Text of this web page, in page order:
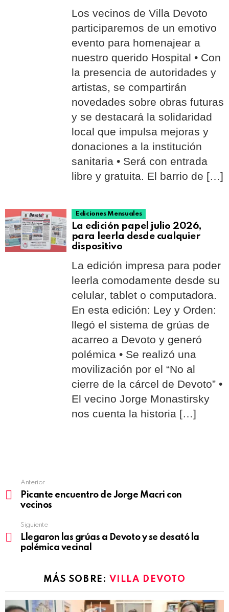
Los vecinos de Villa Devoto
participaremos de un emotivo
evento para homenajear a
nuestro querido Hospital • Con
la presencia de autoridades y
artistas, se compartirán
novedades sobre obras futuras
y se destacará la solidaridad
local que impulsa mejoras y
donaciones a la institución
sanitaria • Será con entrada
libre y gratuita. El barrio de […]
Ediciones Mensuales
La edición papel julio 2026,
para leerla desde cualquier
dispositivo
La edición impresa para poder
leerla comodamente desde su
celular, tablet o computadora.
En esta edición: Ley y Orden:
llegó el sistema de grúas de
acarreo a Devoto y generó
polémica • Se realizó una
movilización por el “No al
cierre de la cárcel de Devoto” •
El vecino Jorge Monastirsky
nos cuenta la historia […]
See
more
Anterior
Picante encuentro de Jorge Macri con
vecinos
Siguiente
Llegaron las grúas a Devoto y se desató la
polémica vecinal
MÁS SOBRE: VILLA DEVOTO